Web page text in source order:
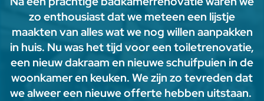
zo enthousiast dat we meteen een lijstje
maakten van alles wat we nog willen aanpakken
in huis. Nu was het tijd voor een toiletrenovatie,
een nieuw dakraam en nieuwe schuifpuien in de
woonkamer en keuken. We zijn zo tevreden dat
we alweer een nieuwe offerte hebben uitstaan.